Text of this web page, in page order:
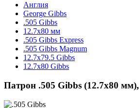
Англия
George Gibbs
.505 Gibbs
12.7x80 мм
.505 Gibbs Express
.505 Gibbs Magnum
12.7x79.5 Gibbs
12.7x80 Gibbs
Патрон .505 Gibbs (12.7х80